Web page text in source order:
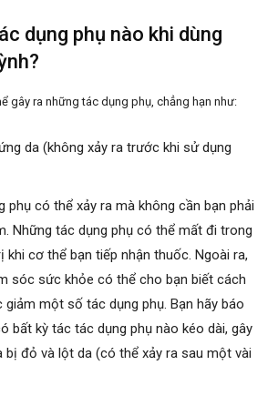
dụng phụ nào khi dùng
gây ra những tác dụng phụ, chẳng hạn như:
da (không xảy ra trước khi sử dụng
phụ có thể xảy ra mà không cần bạn phải
Những tác dụng phụ có thể mất đi trong
khi cơ thể bạn tiếp nhận thuốc. Ngoài ra,
sóc sức khỏe có thể cho bạn biết cách
giảm một số tác dụng phụ. Bạn hãy báo
bất kỳ tác tác dụng phụ nào kéo dài, gây
bị đỏ và lột da (có thể xảy ra sau một vài